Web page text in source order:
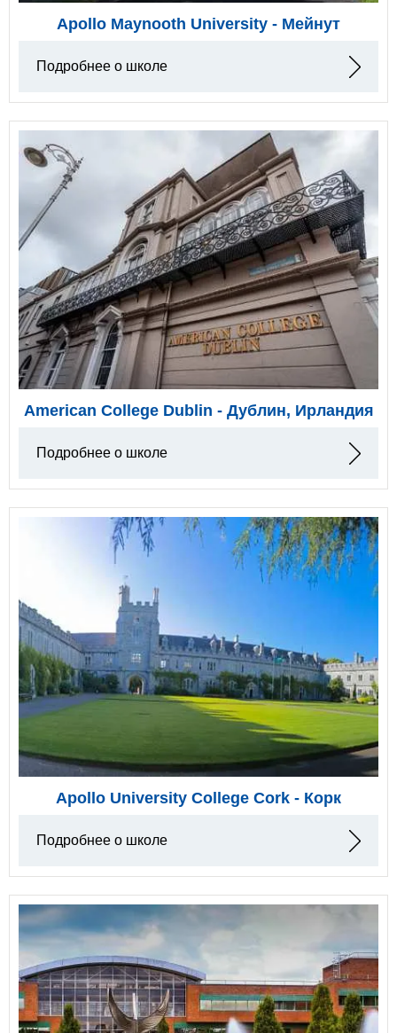
Apollo Maynooth University - Мейнут
Подробнее о школе
American College Dublin - Дублин, Ирландия
Подробнее о школе
Apollo University College Cork - Корк
Подробнее о школе